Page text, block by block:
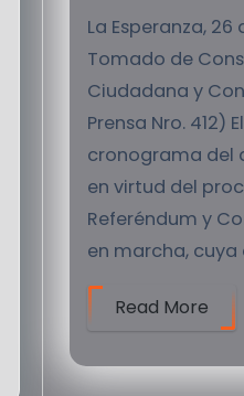
La Esperanza,
Tomado de
Ciudadana y
Prensa Nro. 412)
cronograma del
en virtud del
Referéndum y
en marcha,
Read More